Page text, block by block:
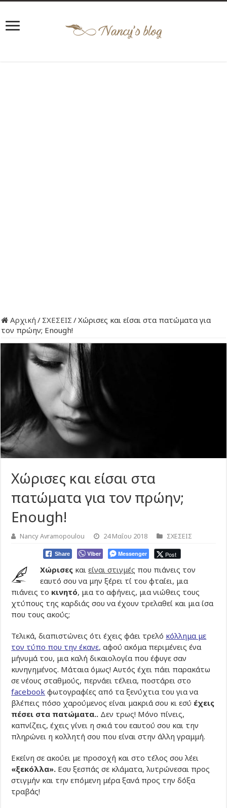
Αρχική / ΣΧΕΣΕΙΣ /Χώρισες και είσαι στα πατώματα για
τον πρώην; Enough!
Χώρισες και είσαι στα
πατώματα για τον πρώην;
Enough!
Nancy Avramopoulou 24 Μαΐου 2018 ΣΧΕΣΕΙΣ
Share Viber Messenger Post
Χώρισες καιείναι στιγμές που πιάνεις τον
εαυτό σου να μην ξέρει τί του φταίει, μια
πιάνεις το κινητό, μια το αφήνεις, μια νιώθεις τους
χτύπους της καρδιάς σου να έχουν τρελαθεί και μια ίσα
που τους ακούς;
Τελικά, διαπιστώνεις ότι έχεις φάει τρελό κόλλημα με
τον τύπο που την έκανε, αφού ακόμα περιμένεις ένα
μήνυμά του, μια καλή δικαιολογία που έφυγε σαν
κυνηγημένος. Μάταια όμως! Αυτός έχει πάει παρακάτω
σε νέους σταθμούς, περνάει τέλεια, ποστάρει στο
facebook φωτογραφίες από τα ξενύχτια του για να
βλέπεις πόσο χαρούμενος είναι μακριά σου κι εσύ έχεις
πέσει στα πατώματα.. Δεν τρως! Μόνο πίνεις,
καπνίζεις, έχεις γίνει η σκιά του εαυτού σου και την
πληρώνει η κολλητή σου που είναι στην άλλη γραμμή.
Εκείνη σε ακούει με προσοχή και στο τέλος σου λέει
«ξεκόλλα». Eσυ ξεσπάς σε κλάματα, λυτρώνεσαι προς
στιγμήν και την επόμενη μέρα ξανά προς την δόξα
τραβάς!